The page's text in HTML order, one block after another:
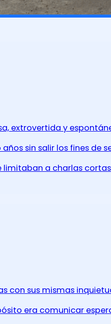
extrovertida y
sin salir los fines de
limitaban a charlas
con sus mismas
era comunicar